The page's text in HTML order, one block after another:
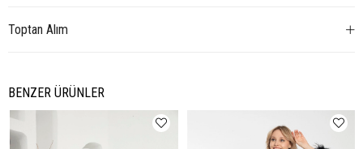
Toptan Alım
BENZER ÜRÜNLER